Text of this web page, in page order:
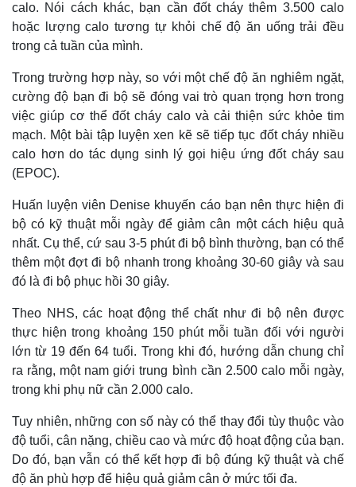
Thế giới
Quan sát
Cuộc sống đó đây
Hồ sơ
Multimedia
Video
Ảnh
E-Magazine
Infographic
calo. Nói cách khác, bạn cần đốt cháy thêm 3.500 calo
hoặc lượng calo tương tự khỏi chế độ ăn uống trải đều
trong cả tuần của mình.
Trong trường hợp này, so với một chế độ ăn nghiêm ngặt,
cường độ bạn đi bộ sẽ đóng vai trò quan trọng hơn trong
việc giúp cơ thể đốt cháy calo và cải thiện sức khỏe tim
mạch. Một bài tập luyện xen kẽ sẽ tiếp tục đốt cháy nhiều
calo hơn do tác dụng sinh lý gọi hiệu ứng đốt cháy sau
(EPOC).
Huấn luyện viên Denise khuyến cáo bạn nên thực hiện đi
bộ có kỹ thuật mỗi ngày để giảm cân một cách hiệu quả
nhất. Cụ thể, cứ sau 3-5 phút đi bộ bình thường, bạn có thể
thêm một đợt đi bộ nhanh trong khoảng 30-60 giây và sau
đó là đi bộ phục hồi 30 giây.
Theo NHS, các hoạt động thể chất như đi bộ nên được
thực hiện trong khoảng 150 phút mỗi tuần đối với người
lớn từ 19 đến 64 tuổi. Trong khi đó, hướng dẫn chung chỉ
ra rằng, một nam giới trung bình cần 2.500 calo mỗi ngày,
trong khi phụ nữ cần 2.000 calo.
Tuy nhiên, những con số này có thể thay đổi tùy thuộc vào
độ tuổi, cân nặng, chiều cao và mức độ hoạt động của bạn.
Do đó, bạn vẫn có thể kết hợp đi bộ đúng kỹ thuật và chế
độ ăn phù hợp để hiệu quả giảm cân ở mức tối đa.